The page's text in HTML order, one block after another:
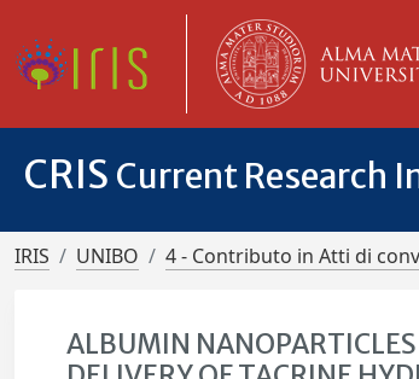
CRIS Current Research
IRIS UNIBO 4 - Contributo in Atti di
ALBUMIN